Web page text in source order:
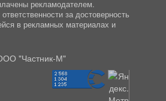
рекламодателем.
за достоверность
в рекламных материалах и
"Частник-М"